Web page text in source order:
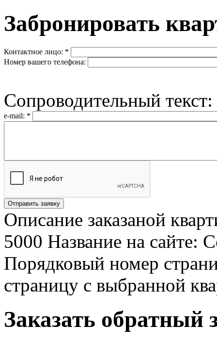
Забронировать
Контактное лицо: *
Номер вашего телефона:
Сопроводительный текст:
e-mail: *
Описание заказаной
5000 Название на сайте:
Порядковый номер
страницу с выбранной
Заказать обратный